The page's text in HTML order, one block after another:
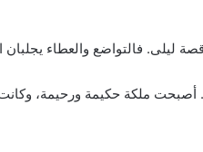
ليلى. فالتواضع والعطاء يجلبان
أصبحت ملكة حكيمة ورحيمة،